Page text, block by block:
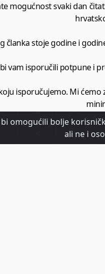
mogućnost svaki dan
članka stoje godine i
vam isporučili potpune i
isporučujemo. Mi
HrTurizam - vaš izvor
omogućili bolje
ali ne i